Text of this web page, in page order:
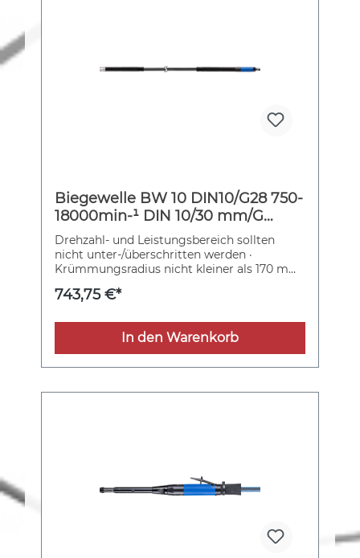
Biegewelle BW 10 DIN10/G28 750-
18000min-¹ DIN 10/30 mm/G
28/28mm PFERD
Drehzahl- und Leistungsbereich sollten
nicht unter-/überschritten werden ·
Krümmungsradius nicht kleiner als 170 mm
Gewicht: 2,66kg
743,75 €*
In den Warenkorb